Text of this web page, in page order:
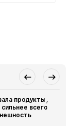
продукты,
всего